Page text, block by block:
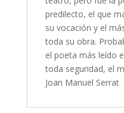
predilecto, el que
su vocación y el
toda su obra.
el poeta más leído
toda seguridad, el
Joan Manuel Serrat